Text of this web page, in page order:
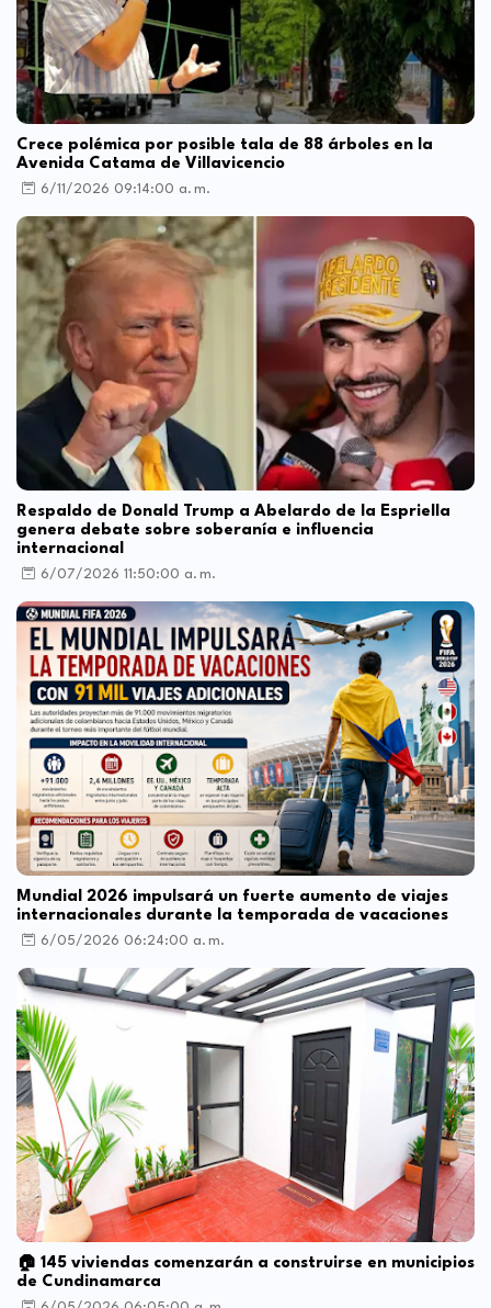
Crece polémica por posible tala de 88 árboles en la
Avenida Catama de Villavicencio
6/11/2026 09:14:00 a. m.
Respaldo de Donald Trump a Abelardo de la Espriella
genera debate sobre soberanía e influencia
internacional
6/07/2026 11:50:00 a. m.
Mundial 2026 impulsará un fuerte aumento de viajes
internacionales durante la temporada de vacaciones
6/05/2026 06:24:00 a. m.
🏠 145 viviendas comenzarán a construirse en municipios
de Cundinamarca